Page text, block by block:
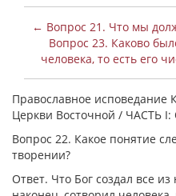
← Вопрос 21. Что мы
Вопрос 23. Каково
человека, то есть его
Православное исповедание
Церкви Восточной / ЧАСТЬ
Вопрос 22. Какое понятие
творении?
Ответ. Что Бог создал все